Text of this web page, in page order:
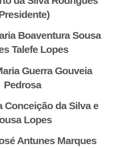
Boaventura Sousa
Talefe Lopes
Guerra Gouveia
Pedrosa
Conceição da Silva e
Lopes
Antunes Marques